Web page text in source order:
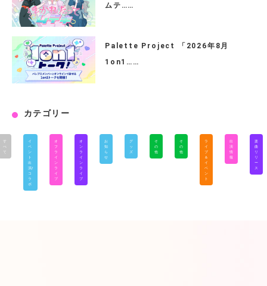
ムテ……
Palette Project 「2026年8月
1on1……
カテゴリー
す
べ
て
イ
ベ
ン
ト
出
演/
コ
ラ
ボ
オ
フ
ラ
イ
ン
ラ
イ
ブ
オ
ン
ラ
イ
ン
ラ
イ
ブ
お
知
ら
せ
グ
ッ
ズ
そ
の
他
そ
の
他
ラ
イ
ブ
＆
イ
ベ
ン
ト
出
演
情
報
楽
曲
リ
リ
ー
ス